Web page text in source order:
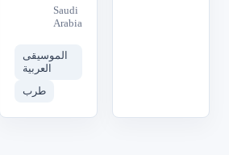
Saudi
Arabia
الموسيقى
العربية
طرب